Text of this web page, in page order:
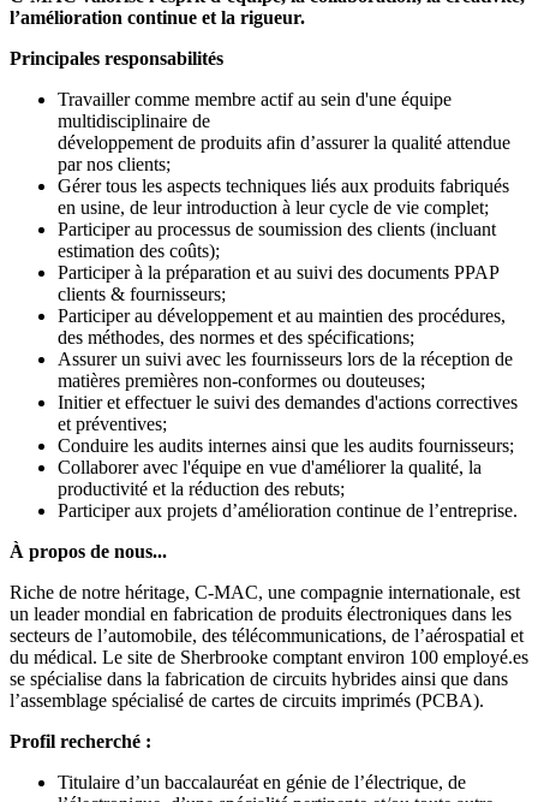
l’amélioration continue et la rigueur.
Principales responsabilités
Travailler comme membre actif au sein d'une équipe
multidisciplinaire de
développement de produits afin d’assurer la qualité attendue
par nos clients;
Gérer tous les aspects techniques liés aux produits fabriqués
en usine, de leur introduction à leur cycle de vie complet;
Participer au processus de soumission des clients (incluant
estimation des coûts);
Participer à la préparation et au suivi des documents PPAP
clients & fournisseurs;
Participer au développement et au maintien des procédures,
des méthodes, des normes et des spécifications;
Assurer un suivi avec les fournisseurs lors de la réception de
matières premières non-conformes ou douteuses;
Initier et effectuer le suivi des demandes d'actions correctives
et préventives;
Conduire les audits internes ainsi que les audits fournisseurs;
Collaborer avec l'équipe en vue d'améliorer la qualité, la
productivité et la réduction des rebuts;
Participer aux projets d’amélioration continue de l’entreprise.
À propos de nous...
Riche de notre héritage, C-MAC, une compagnie internationale, est
un leader mondial en fabrication de produits électroniques dans les
secteurs de l’automobile, des télécommunications, de l’aérospatial et
du médical. Le site de Sherbrooke comptant environ 100 employé.es
se spécialise dans la fabrication de circuits hybrides ainsi que dans
l’assemblage spécialisé de cartes de circuits imprimés (PCBA).
Profil recherché :
Titulaire d’un baccalauréat en génie de l’électrique, de